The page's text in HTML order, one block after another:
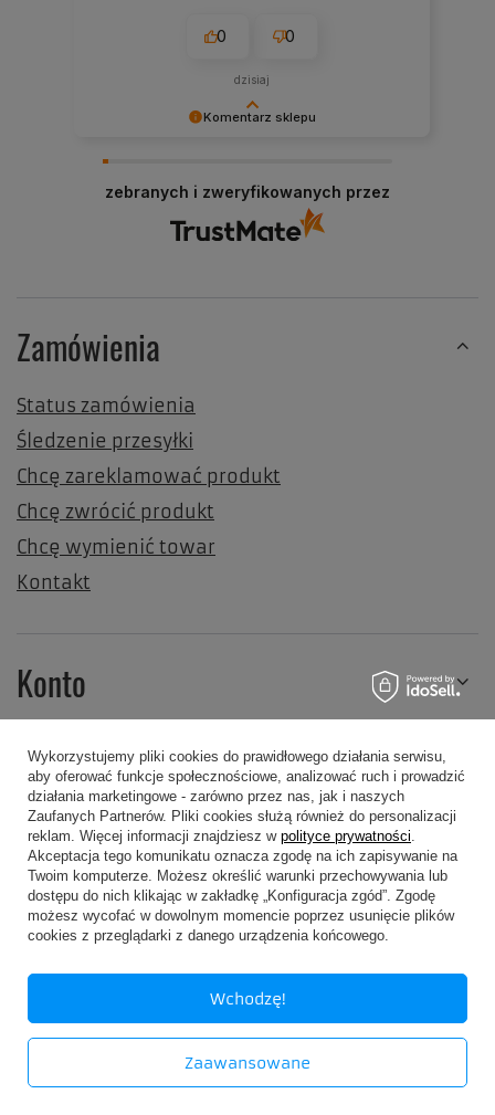
Komentarz sklepu
jak Ty. Z pozdrowieniami, obsługa sklepu.
0 0
dzisiaj
zebranych i zweryfikowanych przez
Zamówienia
Status zamówienia
Śledzenie przesyłki
Chcę zareklamować produkt
Chcę zwrócić produkt
Chcę wymienić towar
Kontakt
Konto
Informacje
Regulaminy
kropa@kropa.pl
P.P.H.U. KROPA,Chodkiewicza 16,05-200Wołomin
Wykorzystujemy pliki cookies do prawidłowego działania serwisu,
aby oferować funkcje społecznościowe, analizować ruch i prowadzić
działania marketingowe - zarówno przez nas, jak i naszych
Zaufanych Partnerów. Pliki cookies służą również do personalizacji
reklam. Więcej informacji znajdziesz w polityce prywatności.
Akceptacja tego komunikatu oznacza zgodę na ich zapisywanie na
Twoim komputerze. Możesz określić warunki przechowywania lub
dostępu do nich klikając w zakładkę „Konfiguracja zgód”. Zgodę
możesz wycofać w dowolnym momencie poprzez usunięcie plików
cookies z przeglądarki z danego urządzenia końcowego.
Zaawansowane
Wchodzę!